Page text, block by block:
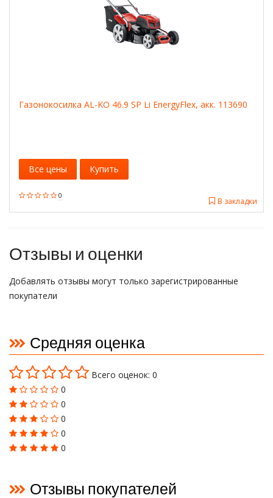
Газонокосилка AL-KO 46.9 SP Li EnergyFlex, акк. 113690
0
В закладки
Все цены Купить
Отзывы и оценки
Добавлять отзывы могут только зарегистрированные
покупатели
Средняя оценка
Всего оценок: 0
0
0
0
0
0
Отзывы покупателей